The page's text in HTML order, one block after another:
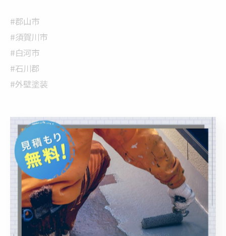
#郡山市
#須賀川市
#白河市
#石川郡
#外壁塗装
< 前のページ 一覧に戻る 次のページ >
関連タグ
#外壁塗装